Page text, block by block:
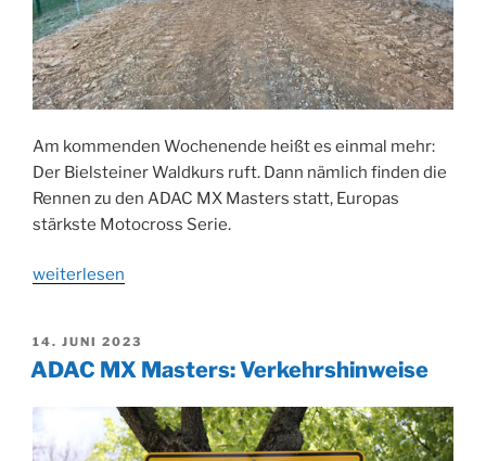
Am kommenden Wochenende heißt es einmal mehr:
Der Bielsteiner Waldkurs ruft. Dann nämlich finden die
Rennen zu den ADAC MX Masters statt, Europas
stärkste Motocross Serie.
„Motocross
Waldkurs
ruft“
weiterlesen
VERÖFFENTLICHT
AM
14. JUNI 2023
ADAC MX Masters: Verkehrshinweise